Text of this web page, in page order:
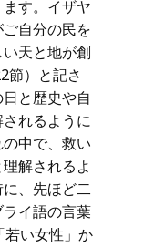
す。イザヤ
自分の民を
天と地が創
節）と記さ
と歴史や自
れるように
中で、救い
解されるよ
、先ほど二
イ語の言葉